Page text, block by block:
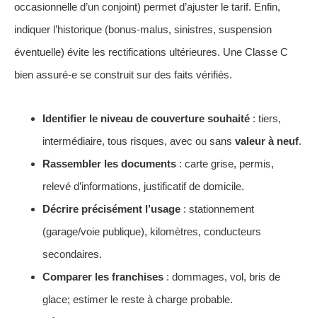
occasionnelle d’un conjoint) permet d’ajuster le tarif. Enfin,
indiquer l’historique (bonus-malus, sinistres, suspension
éventuelle) évite les rectifications ultérieures. Une Classe C
bien assuré-e se construit sur des faits vérifiés.
Identifier le niveau de couverture souhaité : tiers,
intermédiaire, tous risques, avec ou sans valeur à neuf.
Rassembler les documents : carte grise, permis,
relevé d’informations, justificatif de domicile.
Décrire précisément l’usage : stationnement
(garage/voie publique), kilomètres, conducteurs
secondaires.
Comparer les franchises : dommages, vol, bris de
glace; estimer le reste à charge probable.